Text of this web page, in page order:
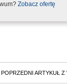
Zobacz ofertę
POPRZEDNI ARTYKUŁ Z